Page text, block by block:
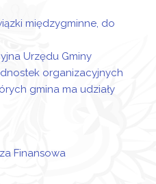
2019międzygminne, do
Urzędu Gminy
organizacyjnych
gmina ma udziały
Finansowa